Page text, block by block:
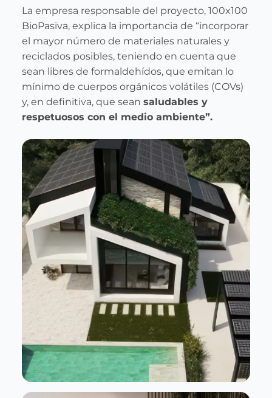
La empresa responsable del proyecto, 100x100
BioPasiva, explica la importancia de “incorporar
el mayor número de materiales naturales y
reciclados posibles, teniendo en cuenta que
sean libres de formaldehídos, que emitan lo
mínimo de cuerpos orgánicos volátiles (COVs)
y, en definitiva, que sean saludables y
respetuosos con el medio ambiente”.